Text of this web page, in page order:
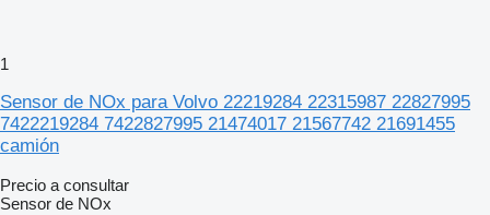
1
Sensor de NOx para Volvo 22219284 22315987 22827995
7422219284 7422827995 21474017 21567742 21691455
camión
Precio a consultar
Sensor de NOx